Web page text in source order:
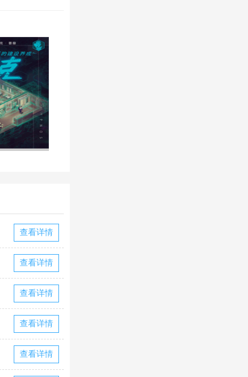
查看详情
查看详情
查看详情
查看详情
查看详情